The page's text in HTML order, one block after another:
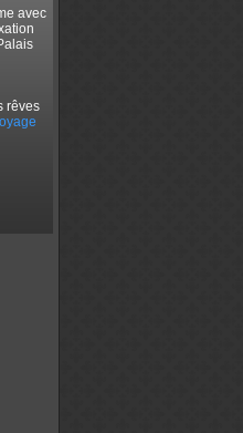
avec
rêves